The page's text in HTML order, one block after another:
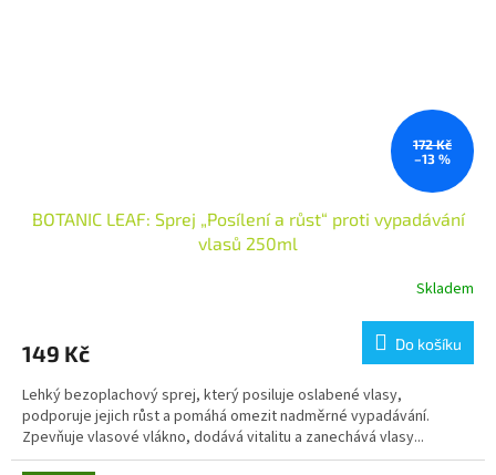
172 Kč
–13 %
BOTANIC LEAF: Sprej „Posílení a růst“ proti vypadávání
vlasů 250ml
Skladem
149 Kč Do košíku
Lehký bezoplachový sprej, který posiluje oslabené vlasy,
podporuje jejich růst a pomáhá omezit nadměrné vypadávání.
Zpevňuje vlasové vlákno, dodává vitalitu a zanechává vlasy...